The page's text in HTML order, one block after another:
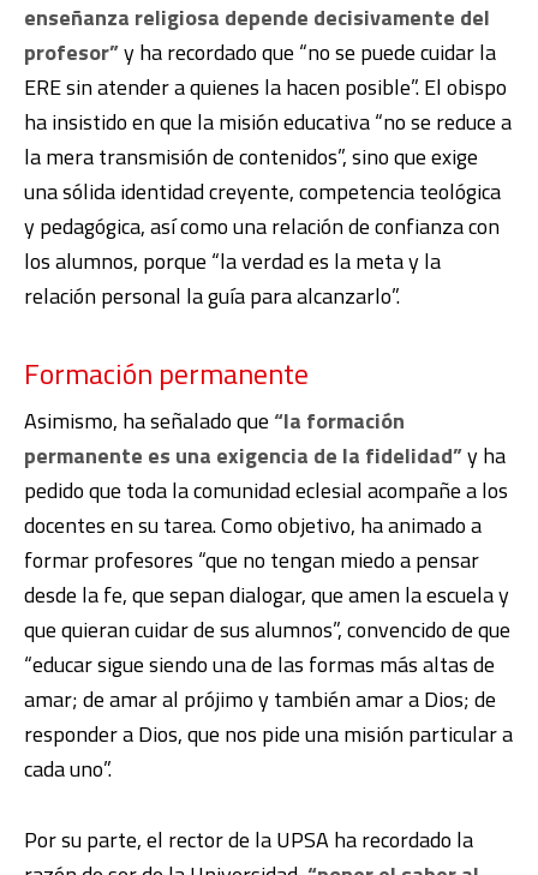
enseñanza religiosa depende decisivamente del
profesor”y ha recordado que “no se puede cuidar la
ERE sin atender a quienes la hacen posible”. El obispo
ha insistido en que la misión educativa “no se reduce a
la mera transmisión de contenidos”, sino que exige
una sólida identidad creyente, competencia teológica
y pedagógica, así como una relación de confianza con
los alumnos, porque “la verdad es la meta y la
relación personal la guía para alcanzarlo”.
Formación permanente
Asimismo, ha señalado que“la formación
permanente es una exigencia de la fidelidad”y ha
pedido que toda la comunidad eclesial acompañe a los
docentes en su tarea. Como objetivo, ha animado a
formar profesores “que no tengan miedo a pensar
desde la fe, que sepan dialogar, que amen la escuela y
que quieran cuidar de sus alumnos”, convencido de que
“educar sigue siendo una de las formas más altas de
amar; de amar al prójimo y también amar a Dios; de
responder a Dios, que nos pide una misión particular a
cada uno”.
Por su parte, el rector de la UPSA ha recordado la